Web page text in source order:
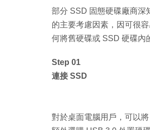
部分 SSD 固態硬碟廠商深
的主要考慮因素，因可很
何將舊硬碟或 SSD 硬碟內
Step 01
連接 SSD
對於桌面電腦用戶，可以